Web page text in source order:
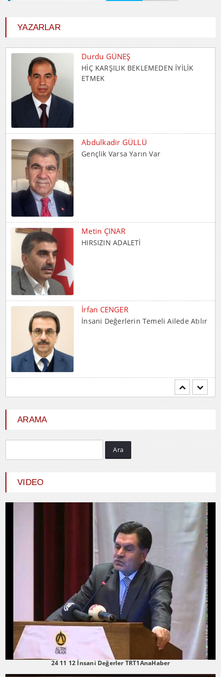
YAZARLAR
Durdu GÜNEŞ
HİÇ KARŞILIK BEKLEMEDEN İYİLİK
ETMEK
Abdulkadir GÜLLÜ
Gençlik Varsa Yarın Var
Metin ÇINAR
HIRSIZIN ADALETİ
İrfan CENGER
İnsani Değerlerin Temeli Ailede Atılır
YENİ DÜNYA DÜZENİNDE
ARAMA
Ara
VIDEO
24 11 12 İnsani Değerler TRT1AnaHaber